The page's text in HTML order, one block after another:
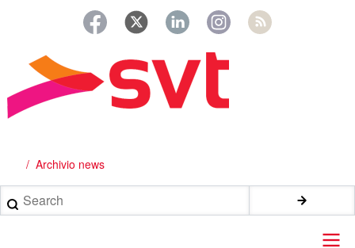
principale
Briciole
di
pane
Archivio news
Search